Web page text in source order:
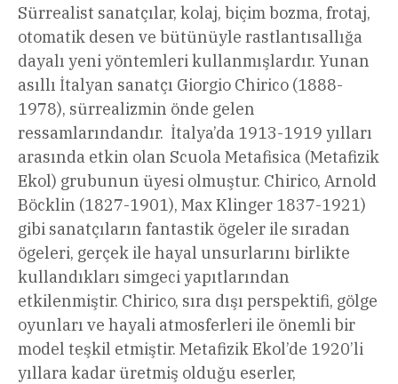
Sürrealist sanatçılar, kolaj, biçim bozma, frotaj,
otomatik desen ve bütünüyle rastlantısallığa
dayalı yeni yöntemleri kullanmışlardır. Yunan
asıllı İtalyan sanatçı Giorgio Chirico (1888-
1978), sürrealizmin önde gelen
ressamlarındandır. İtalya’da 1913-1919 yılları
arasında etkin olan Scuola Metafisica (Metafizik
Ekol) grubunun üyesi olmuştur. Chirico, Arnold
Böcklin (1827-1901), Max Klinger 1837-1921)
gibi sanatçıların fantastik ögeler ile sıradan
ögeleri, gerçek ile hayal unsurlarını birlikte
kullandıkları simgeci yapıtlarından
etkilenmiştir. Chirico, sıra dışı perspektifi, gölge
oyunları ve hayali atmosferleri ile önemli bir
model teşkil etmiştir. Metafizik Ekol’de 1920’li
yıllara kadar üretmiş olduğu eserler,